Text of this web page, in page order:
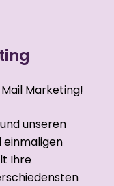
Marketing!
unseren
Ihre